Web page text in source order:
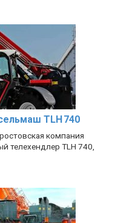
TLH 740
компания
телехендлер TLH 740,